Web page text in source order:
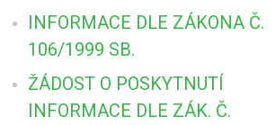
INFORMACE DLE ZÁKONA Č.
106/1999 SB.
ŽÁDOST O POSKYTNUTÍ
INFORMACE DLE ZÁK. Č.